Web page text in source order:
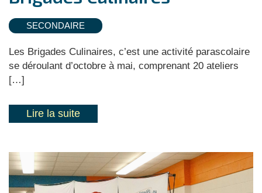
SECONDAIRE
Les Brigades Culinaires, c’est une activité parascolaire
se déroulant d’octobre à mai, comprenant 20 ateliers
[…]
Lire la suite